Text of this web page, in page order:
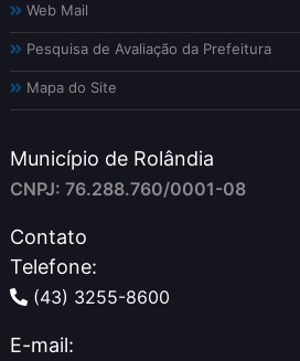
Web Mail
Pesquisa de Avaliação da Prefeitura
Mapa do Site
Município de Rolândia
CNPJ: 76.288.760/0001-08
Contato
Telefone:
(43) 3255-8600
E-mail: